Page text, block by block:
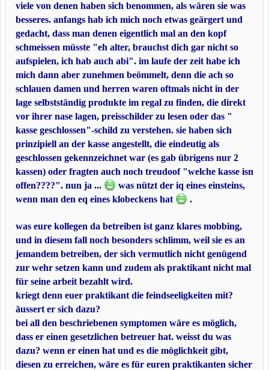
viele von denen haben sich benommen, als wären sie was
besseres. anfangs hab ich mich noch etwas geärgert und
gedacht, dass man denen eigentlich mal an den kopf
schmeissen müsste "eh alter, brauchst dich gar nicht so
aufspielen, ich hab auch abi". im laufe der zeit habe ich
mich dann aber zunehmen beömmelt, denn die ach so
schlauen damen und herren waren oftmals nicht in der
lage selbstständig produkte im regal zu finden, die direkt
vor ihrer nase lagen, preisschilder zu lesen oder das "
kasse geschlossen"-schild zu verstehen. sie haben sich
prinzipiell an der kasse angestellt, die eindeutig als
geschlossen gekennzeichnet war (es gab übrigens nur 2
kassen) oder fragten auch noch treudoof "welche kasse isn
offen????". nun ja ...
was nützt der iq eines einsteins,
wenn man den eq eines klobeckens hat
.
was eure kollegen da betreiben ist ganz klares mobbing,
und in diesem fall noch besonders schlimm, weil sie es an
jemandem betreiben, der sich vermutlich nicht genügend
zur wehr setzen kann und zudem als praktikant nicht mal
für seine arbeit bezahlt wird.
kriegt denn euer praktikant die feindseeligkeiten mit?
äussert er sich dazu?
bei all den beschriebenen symptomen wäre es möglich,
dass er einen gesetzlichen betreuer hat. weisst du was
dazu? wenn er einen hat und es die möglichkeit gibt,
diesen zu erreichen, wäre es für euren praktikanten sicher